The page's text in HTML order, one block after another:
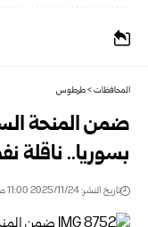
المحافظات>طرطوس
ضمن المنحة
بسوريا.. ناقلة
تاريخ النشر: 2025/11/24 11:00 صباحًا